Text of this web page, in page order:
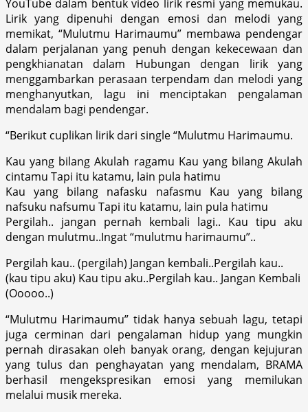
YouTube dalam bentuk video lirik resmi yang memukau.
Lirik yang dipenuhi dengan emosi dan melodi yang
memikat, “Mulutmu Harimaumu” membawa pendengar
dalam perjalanan yang penuh dengan kekecewaan dan
pengkhianatan dalam Hubungan dengan lirik yang
menggambarkan perasaan terpendam dan melodi yang
menghanyutkan, lagu ini menciptakan pengalaman
mendalam bagi pendengar.
“Berikut cuplikan lirik dari single “Mulutmu Harimaumu.
Kau yang bilang Akulah ragamu Kau yang bilang Akulah
cintamu Tapi itu katamu, lain pula hatimu
Kau yang bilang nafasku nafasmu Kau yang bilang
nafsuku nafsumu Tapi itu katamu, lain pula hatimu
Pergilah.. jangan pernah kembali lagi.. Kau tipu aku
dengan mulutmu..Ingat “mulutmu harimaumu”..
Pergilah kau.. (pergilah) Jangan kembali..Pergilah kau..
(kau tipu aku) Kau tipu aku..Pergilah kau.. Jangan Kembali
(Ooooo..)
“Mulutmu Harimaumu” tidak hanya sebuah lagu, tetapi
juga cerminan dari pengalaman hidup yang mungkin
pernah dirasakan oleh banyak orang, dengan kejujuran
yang tulus dan penghayatan yang mendalam, BRAMA
berhasil mengekspresikan emosi yang memilukan
melalui musik mereka.